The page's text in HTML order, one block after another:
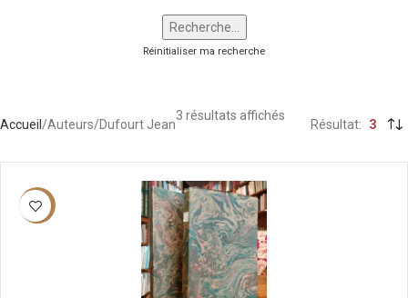
Réinitialiser ma recherche
Accueil Auteurs Dufourt Jean
3 résultats affichés
Résultat 3
-40%